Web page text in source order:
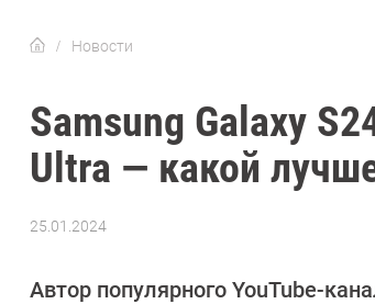
Новости
Samsung Galaxy
Ultra — какой
25.01.2024
Калашников
Автор популярного YouTube-